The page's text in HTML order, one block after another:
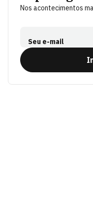
Nos acontecimentos
Seu e-mail